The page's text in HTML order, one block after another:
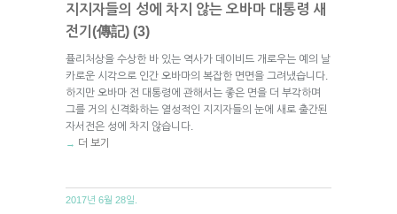
지지자들의 성에 차지 않는 오바마 대통령 새
전기(傳記) (3)
퓰리처상을 수상한 바 있는 역사가 데이비드 개로우는 예의 날
카로운 시각으로 인간 오바마의 복잡한 면면을 그려냈습니다.
하지만 오바마 전 대통령에 관해서는 좋은 면을 더 부각하며
그를 거의 신격화하는 열성적인 지지자들의 눈에 새로 출간된
자서전은 성에 차지 않습니다.
→ 더 보기
2017년 6월 28일.